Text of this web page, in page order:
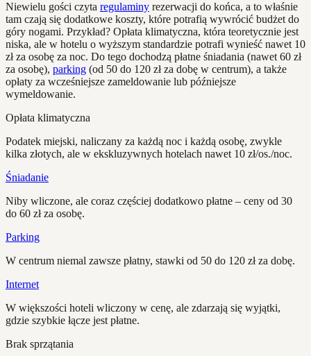
Niewielu gości czyta regulaminy rezerwacji do końca, a to właśnie
tam czają się dodatkowe koszty, które potrafią wywrócić budżet do
góry nogami. Przykład? Opłata klimatyczna, która teoretycznie jest
niska, ale w hotelu o wyższym standardzie potrafi wynieść nawet 10
zł za osobę za noc. Do tego dochodzą płatne śniadania (nawet 60 zł
za osobę), parking (od 50 do 120 zł za dobę w centrum), a także
opłaty za wcześniejsze zameldowanie lub późniejsze
wymeldowanie.
Opłata klimatyczna
Podatek miejski, naliczany za każdą noc i każdą osobę, zwykle
kilka złotych, ale w ekskluzywnych hotelach nawet 10 zł/os./noc.
Śniadanie
Niby wliczone, ale coraz częściej dodatkowo płatne – ceny od 30
do 60 zł za osobę.
Parking
W centrum niemal zawsze płatny, stawki od 50 do 120 zł za dobę.
Internet
W większości hoteli wliczony w cenę, ale zdarzają się wyjątki,
gdzie szybkie łącze jest płatne.
Brak sprzątania